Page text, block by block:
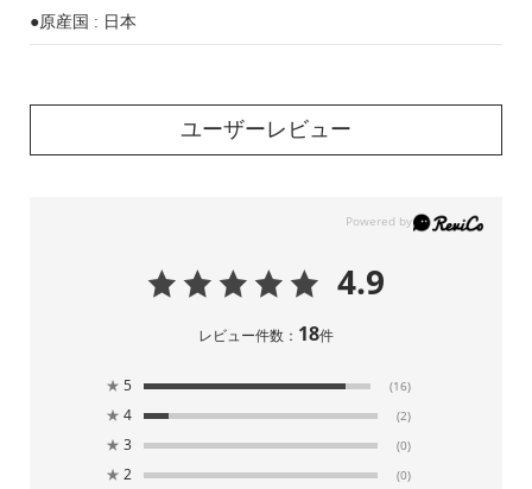
●原産国 : 日本
ユーザーレビュー
4.9
レビュー件数： 18件
★ 5 (16)
★ 4 (2)
★ 3 (0)
★ 2 (0)